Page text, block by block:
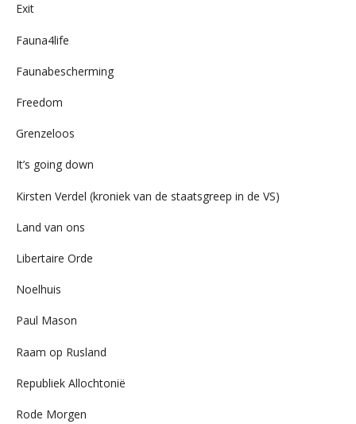
Exit
Fauna4life
Faunabescherming
Freedom
Grenzeloos
It’s going down
Kirsten Verdel (kroniek van de staatsgreep in de VS)
Land van ons
Libertaire Orde
Noelhuis
Paul Mason
Raam op Rusland
Republiek Allochtonië
Rode Morgen